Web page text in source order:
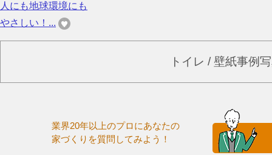
人にも地球環境にも
やさしい！...
トイレ / 壁紙事例
業界20年以上のプロにあなたの
家づくりを質問してみよう！